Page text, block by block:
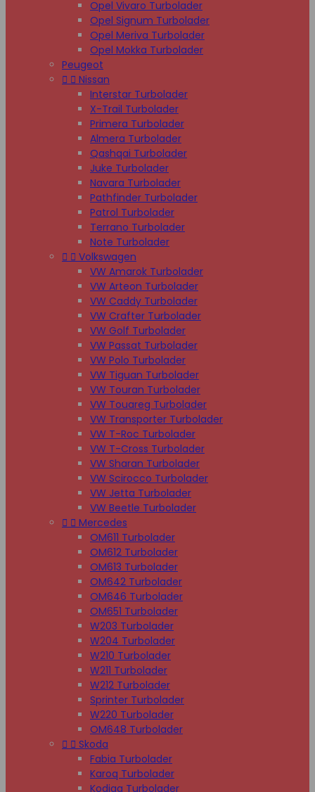
Opel Vivaro Turbolader
Opel Signum Turbolader
Opel Meriva Turbolader
Opel Mokka Turbolader
Peugeot
  Nissan
Interstar Turbolader
X-Trail Turbolader
Primera Turbolader
Almera Turbolader
Qashqai Turbolader
Juke Turbolader
Navara Turbolader
Pathfinder Turbolader
Patrol Turbolader
Terrano Turbolader
Note Turbolader
  Volkswagen
VW Amarok Turbolader
VW Arteon Turbolader
VW Caddy Turbolader
VW Crafter Turbolader
VW Golf Turbolader
VW Passat Turbolader
VW Polo Turbolader
VW Tiguan Turbolader
VW Touran Turbolader
VW Touareg Turbolader
VW Transporter Turbolader
VW T-Roc Turbolader
VW T-Cross Turbolader
VW Sharan Turbolader
VW Scirocco Turbolader
VW Jetta Turbolader
VW Beetle Turbolader
  Mercedes
OM611 Turbolader
OM612 Turbolader
OM613 Turbolader
OM642 Turbolader
OM646 Turbolader
OM651 Turbolader
W203 Turbolader
W204 Turbolader
W210 Turbolader
W211 Turbolader
W212 Turbolader
Sprinter Turbolader
W220 Turbolader
OM648 Turbolader
  Skoda
Fabia Turbolader
Karoq Turbolader
Kodiaq Turbolader